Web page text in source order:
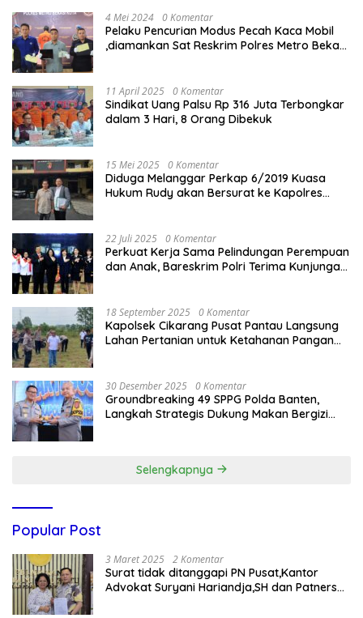
4 Mei 2024 0 Komentar
Pelaku Pencurian Modus Pecah Kaca Mobil
,diamankan Sat Reskrim Polres Metro Bekasi
11 April 2025 0 Komentar
Sindikat Uang Palsu Rp 316 Juta Terbongkar
dalam 3 Hari, 8 Orang Dibekuk
15 Mei 2025 0 Komentar
Diduga Melanggar Perkap 6/2019 Kuasa
Hukum Rudy akan Bersurat ke Kapolres
22 Juli 2025 0 Komentar
Perkuat Kerja Sama Pelindungan Perempuan
dan Anak, Bareskrim Polri Terima Kunjungan
18 September 2025 0 Komentar
Kapolsek Cikarang Pusat Pantau Langsung
Lahan Pertanian untuk Ketahanan Pangan
30 Desember 2025 0 Komentar
Groundbreaking 49 SPPG Polda Banten,
Langkah Strategis Dukung Makan Bergizi
Selengkapnya
Popular Post
3 Maret 2025 2 Komentar
Surat tidak ditanggapi PN Pusat,Kantor
Advokat Suryani Hariandja,SH dan Patners